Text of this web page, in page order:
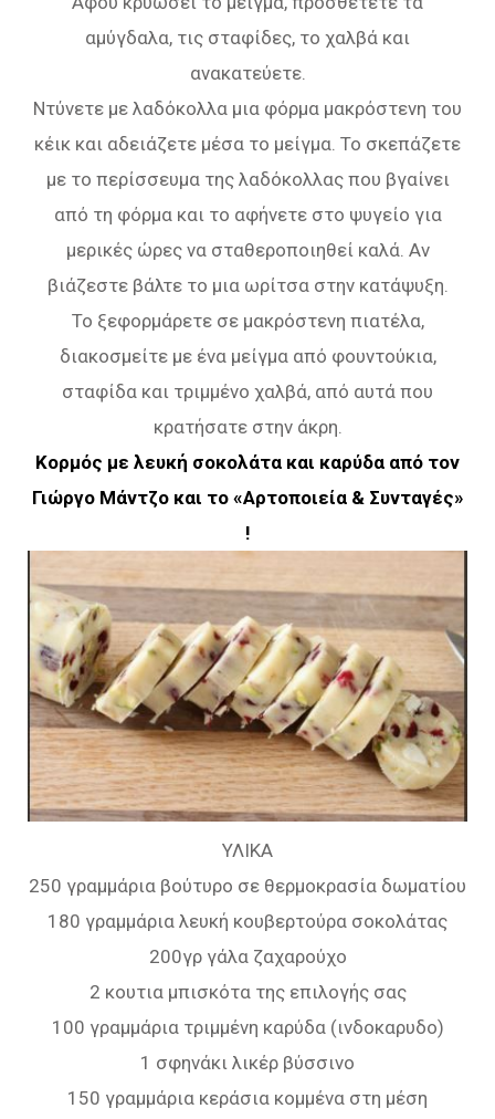
αμύγδαλα, τις σταφίδες, το χαλβά και
ανακατεύετε.
Ντύνετε με λαδόκολλα μια φόρμα μακρόστενη του
κέικ και αδειάζετε μέσα το μείγμα. Το σκεπάζετε
με το περίσσευμα της λαδόκολλας που βγαίνει
από τη φόρμα και το αφήνετε στο ψυγείο για
μερικές ώρες να σταθεροποιηθεί καλά. Αν
βιάζεστε βάλτε το μια ωρίτσα στην κατάψυξη.
Το ξεφορμάρετε σε μακρόστενη πιατέλα,
διακοσμείτε με ένα μείγμα από φουντούκια,
σταφίδα και τριμμένο χαλβά, από αυτά που
κρατήσατε στην άκρη.
Κορμός με λευκή σοκολάτα και καρύδα από τον
Γιώργο Μάντζο και το «Αρτοποιεία & Συνταγές»
!
ΥΛΙΚΑ
250 γραμμάρια βούτυρο σε θερμοκρασία δωματίου
180 γραμμάρια λευκή κουβερτούρα σοκολάτας
200γρ γάλα ζαχαρούχο
2 κουτια μπισκότα της επιλογής σας
100 γραμμάρια τριμμένη καρύδα (ινδοκαρυδο)
1 σφηνάκι λικέρ βύσσινο
150 γραμμάρια κεράσια κομμένα στη μέση